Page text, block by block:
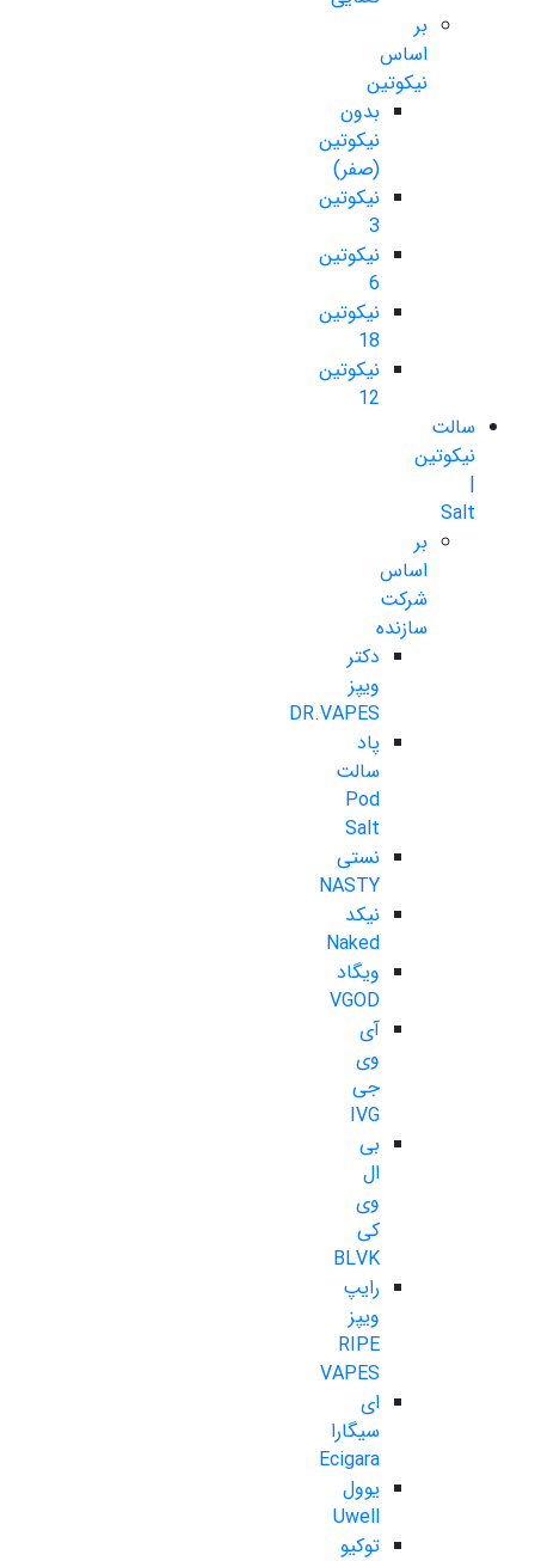
بر
اساس
نیکوتین
بدون
نیکوتین
(صفر)
نیکوتین
3
نیکوتین
6
نیکوتین
18
نیکوتین
12
سالت
نیکوتین
|
Salt
بر
اساس
شرکت
سازنده
دکتر
ویپز
DR.VAPES
پاد
سالت
Pod
Salt
نستی
NASTY
نیکد
Naked
ویگاد
VGOD
آی
وی
جی
IVG
بی
ال
وی
کی
BLVK
رایپ
ویپز
RIPE
VAPES
ای
سیگارا
Ecigara
یوول
Uwell
توکیو